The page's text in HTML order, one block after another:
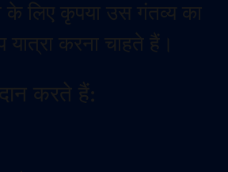
लिए कृपया उस गंतव्य का
करना चाहते हैं।
करते हैं: